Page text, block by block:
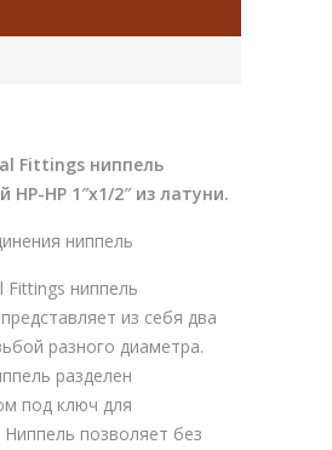
Fittings ниппель
НР-НР 1″x1/2″ из латуни.
ниппель
Fittings ниппель
из себя два
разного диаметра.
разделен
под ключ для
позволяет без